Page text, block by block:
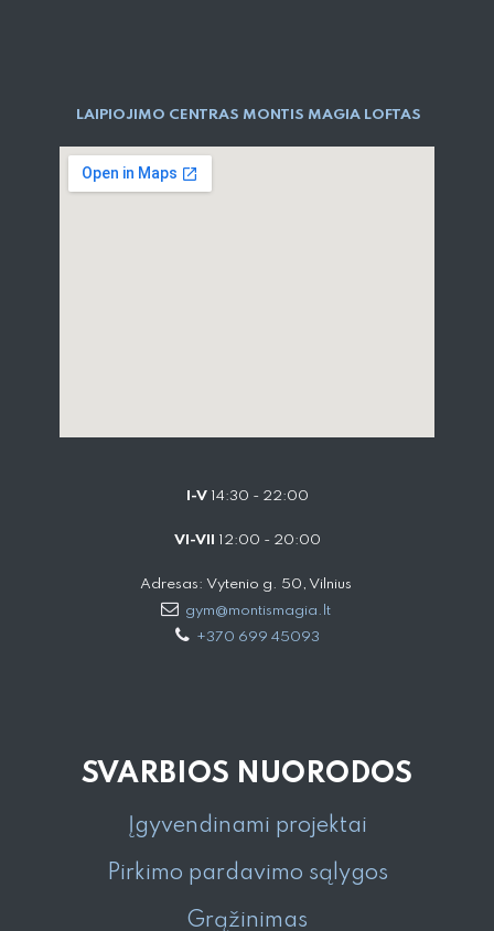
LAIPIOJIMO CENTRAS MONTIS MAGIA LOFTAS
I-V14:30 - 22:00
VI-VII 12:00 - 20:00
Adresas: Vytenio g. 50, Vilnius
gym@montismagia.lt
+370 699 45093
SVARBIOS NUORODOS
Įgyvendinami projektai
Pirkimo pardavimo sąlygos
Grąžinimas